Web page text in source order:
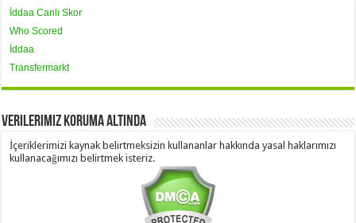
İddaa Canlı Skor
Who Scored
İddaa
Transfermarkt
Verilerimiz Koruma Altında
İçeriklerimizi kaynak belirtmeksizin kullananlar hakkında yasal haklarımızı
kullanacağımızı belirtmek isteriz.